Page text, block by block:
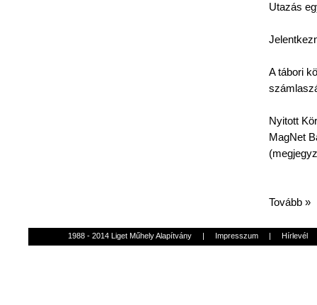
Utazás
Atábori
Nyitott Kör
MagNet
(
Tovább »
1988 - 2014 Liget Műhely Alapítvány | Impresszum | Hírlevél